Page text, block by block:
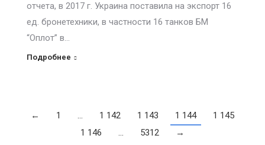
отчета, в 2017 г. Украина поставила на экспорт 16
ед. бронетехники, в частности 16 танков БМ
“Оплот” в…
Подробнее
← 1 … 1 142 1 143 1 144
1 145
1 146
… 5312 →